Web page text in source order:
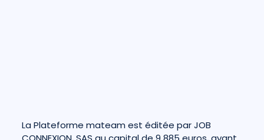
La Plateforme mateam est éditée par JOB